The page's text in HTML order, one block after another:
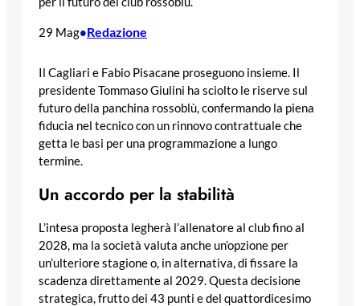
29 Mag•Redazione
Il Cagliari e Fabio Pisacane proseguono insieme. Il
presidente Tommaso Giulini ha sciolto le riserve sul
futuro della panchina rossoblù, confermando la piena
fiducia nel tecnico con un rinnovo contrattuale che
getta le basi per una programmazione a lungo
termine.
Un accordo per la stabilità
L’intesa proposta legherà l’allenatore al club fino al
2028, ma la società valuta anche un’opzione per
un’ulteriore stagione o, in alternativa, di fissare la
scadenza direttamente al 2029. Questa decisione
strategica, frutto dei 43 punti e del quattordicesimo